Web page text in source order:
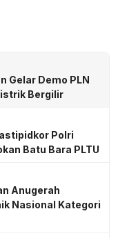
Gelar Demo PLN
Bergilir
Polri
Batu Bara PLTU
Anugerah
Nasional Kategori